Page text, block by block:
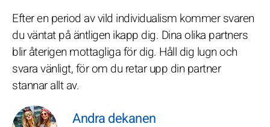
Efter en period av vild individualism kommer svaren
du väntat på äntligen ikapp dig. Dina olika partners
blir återigen mottagliga för dig. Håll dig lugn och
svara vänligt, för om du retar upp din partner
stannar allt av.
Andra dekanen